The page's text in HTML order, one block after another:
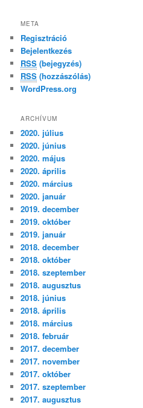
META
Regisztráció
Bejelentkezés
RSS (bejegyzés)
RSS (hozzászólás)
WordPress.org
ARCHÍVUM
2020. július
2020. június
2020. május
2020. április
2020. március
2020. január
2019. december
2019. október
2019. január
2018. december
2018. október
2018. szeptember
2018. augusztus
2018. június
2018. április
2018. március
2018. február
2017. december
2017. november
2017. október
2017. szeptember
2017. augusztus